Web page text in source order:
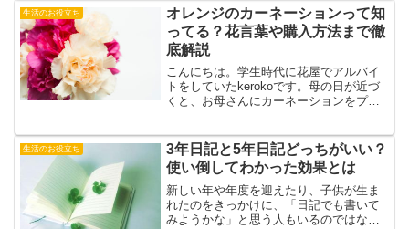
ュに寄ってくる蟻たちは、「土の中」と
勘違いしているようですよ...
生活のお役立ち
オレンジのカーネーションって知
ってる？花言葉や購入方法まで徹
底解説
こんにちは。学生時代に花屋でアルバイ
トをしていたkerokoです。母の日が近づ
くと、お母さんにカーネーションをプレ
思い出します。その当時、カーネーショ
ンは1本200円く...
生活のお役立ち
3年日記と5年日記どっちがいい？
使い倒してわかった効果とは
新しい年や年度を迎えたり、子供が生ま
れたのをきっかけに、「日記でも書いて
みようかな」と思う人もいるのではない